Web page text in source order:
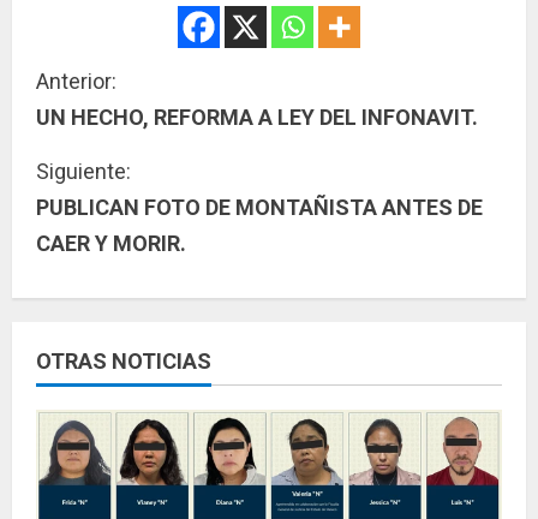
S
i
g
u
e
e
y
e
Anterior:
UN HECHO, REFORMA A LEY DEL INFONAVIT.
Siguiente:
PUBLICAN FOTO DE MONTAÑISTA ANTES DE
CAER Y MORIR.
OTRAS NOTICIAS